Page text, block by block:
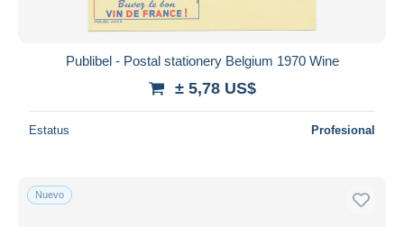
Publibel - Postal stationery Belgium 1970 Wine
± 5,78 US$
Estatus Profesional
Nuevo